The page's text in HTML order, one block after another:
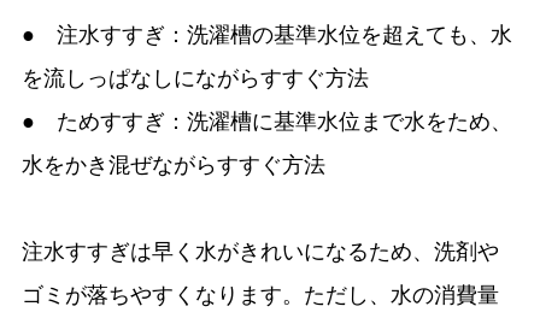
● 注水すすぎ：洗濯槽の基準水位を超えても、水
を流しっぱなしにながらすすぐ方法
● ためすすぎ：洗濯槽に基準水位まで水をため、
水をかき混ぜながらすすぐ方法
注水すすぎは早く水がきれいになるため、洗剤や
ゴミが落ちやすくなります。ただし、水の消費量